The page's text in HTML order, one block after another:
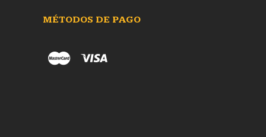
MÉTODOS DE PAGO